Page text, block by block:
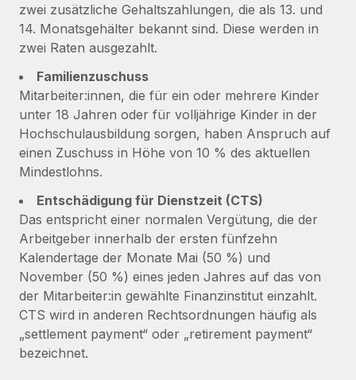
zwei zusätzliche Gehaltszahlungen, die als 13. und
14. Monatsgehälter bekannt sind. Diese werden in
zwei Raten ausgezahlt.
Familienzuschuss
Mitarbeiter:innen, die für ein oder mehrere Kinder
unter 18 Jahren oder für volljährige Kinder in der
Hochschulausbildung sorgen, haben Anspruch auf
einen Zuschuss in Höhe von 10 % des aktuellen
Mindestlohns.
Entschädigung für Dienstzeit (CTS)
Das entspricht einer normalen Vergütung, die der
Arbeitgeber innerhalb der ersten fünfzehn
Kalendertage der Monate Mai (50 %) und
November (50 %) eines jeden Jahres auf das von
der Mitarbeiter:in gewählte Finanzinstitut einzahlt.
CTS wird in anderen Rechtsordnungen häufig als
„settlement payment“ oder „retirement payment“
bezeichnet.